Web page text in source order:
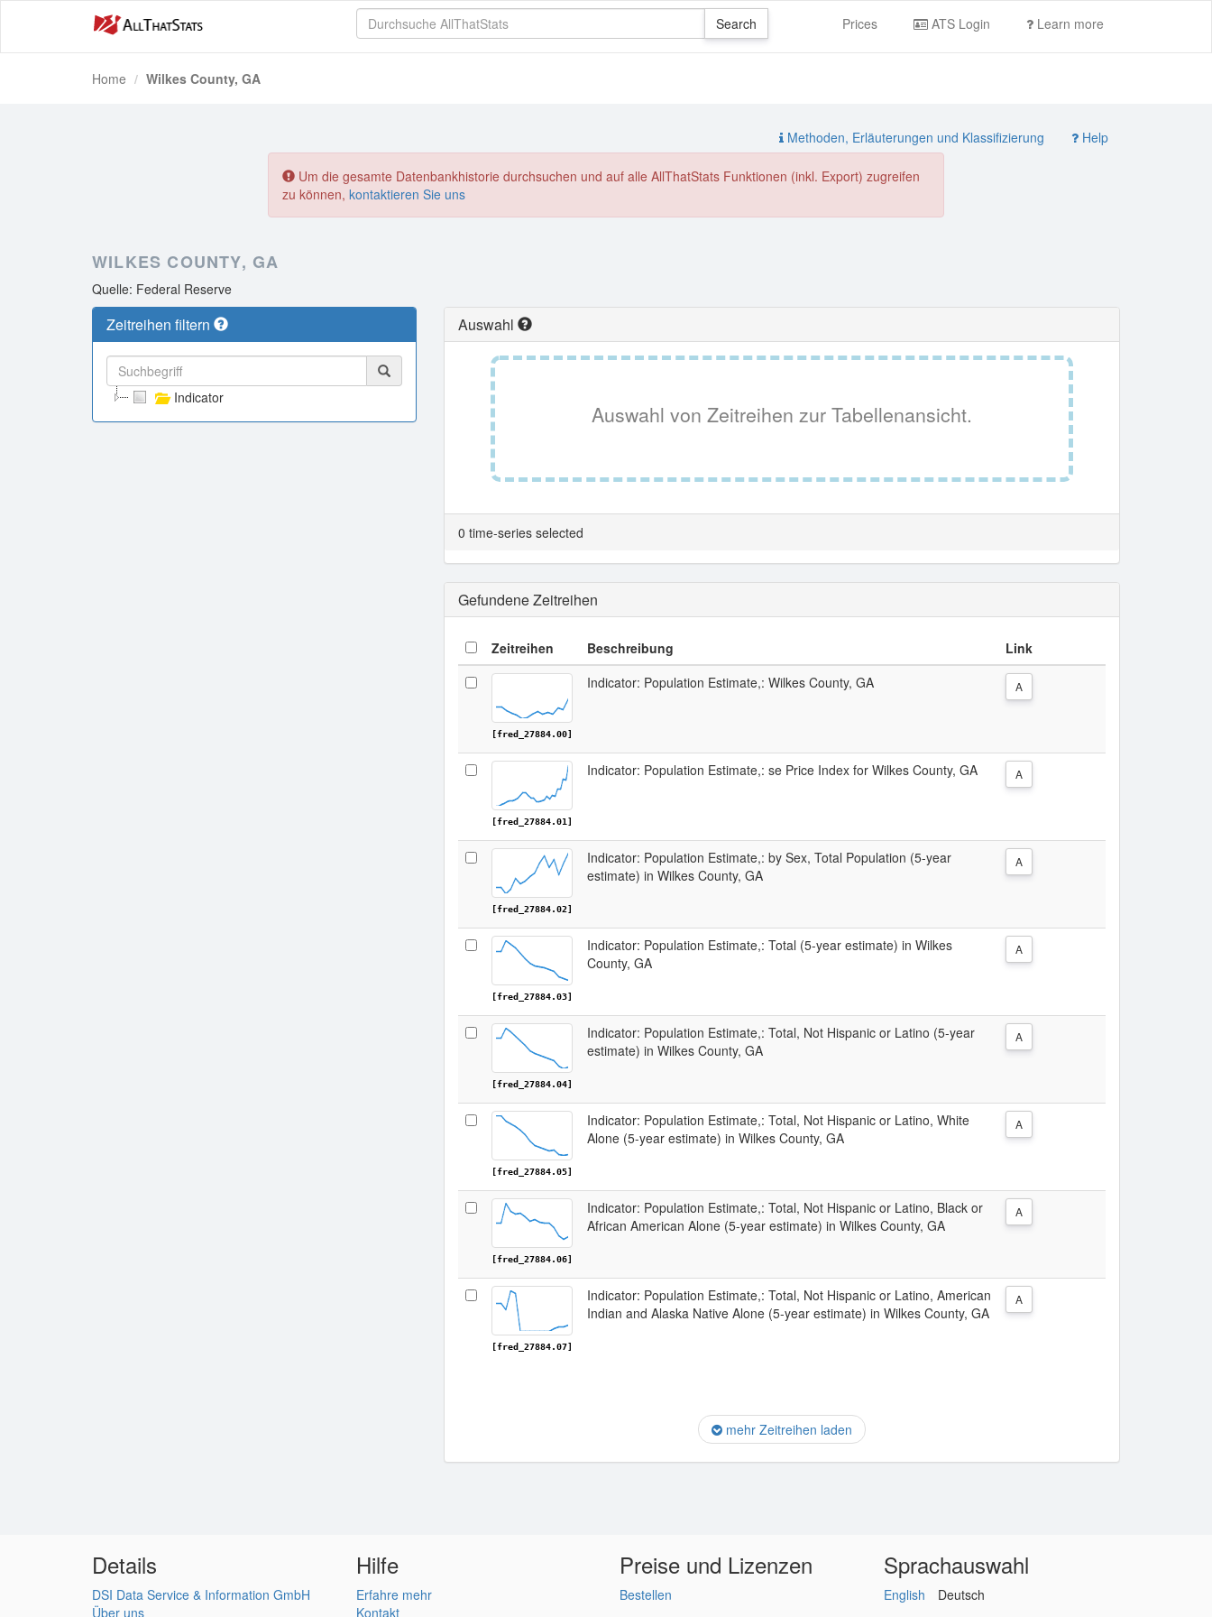
Prices ATS Login Learn more
Home Wilkes County, GA
Methoden, Erläuterungen und Klassifizierung Help
Um die gesamte Datenbankhistorie durchsuchen und auf alle AllThatStats Funktionen (inkl. Export) zugreifen
zu können, kontaktieren Sie uns
WILKES COUNTY, GA
Quelle: Federal Reserve
Zeitreihen filtern
Indicator
Auswahl
Auswahl von Zeitreihen zur Tabellenansicht.
0 time-series selected
Gefundene Zeitreihen
Zeitreihen Beschreibung Link
[fred_27884.00]
Indicator: Population Estimate,: Wilkes County, GA A
[fred_27884.01]
Indicator: Population Estimate,: se Price Index for Wilkes County, GA A
[fred_27884.02]
Indicator: Population Estimate,: by Sex, Total Population (5-year
estimate) in Wilkes County, GA
A
[fred_27884.03]
Indicator: Population Estimate,: Total (5-year estimate) in Wilkes
County, GA
A
[fred_27884.04]
Indicator: Population Estimate,: Total, Not Hispanic or Latino (5-year
estimate) in Wilkes County, GA
A
[fred_27884.05]
Indicator: Population Estimate,: Total, Not Hispanic or Latino, White
Alone (5-year estimate) in Wilkes County, GA
A
[fred_27884.06]
Indicator: Population Estimate,: Total, Not Hispanic or Latino, Black or
African American Alone (5-year estimate) in Wilkes County, GA
A
[fred_27884.07]
Indicator: Population Estimate,: Total, Not Hispanic or Latino, American
Indian and Alaska Native Alone (5-year estimate) in Wilkes County, GA
A
mehr Zeitreihen laden
Details
DSI Data Service & Information GmbH
Über uns
Hilfe
Erfahre mehr
Kontakt
Preise und Lizenzen
Bestellen
Sprachauswahl
English Deutsch